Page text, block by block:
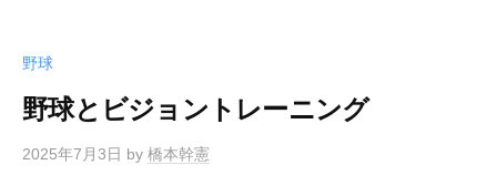
t
r
a
i
野球
野球とビジョントレーニング
2025年7月3日 by 橋本幹憲